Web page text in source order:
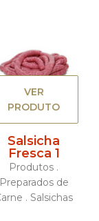
VER
PRODUTO
Salsicha
Fresca 1
Produtos .
Preparados de
. Salsichas